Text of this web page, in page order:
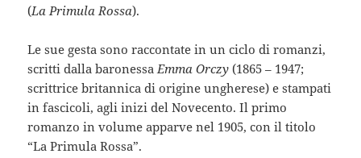
(La Primula Rossa).
Le sue gesta sono raccontate in un ciclo di romanzi,
scritti dalla baronessa Emma Orczy (1865 – 1947;
scrittrice britannica di origine ungherese) e stampati
in fascicoli, agli inizi del Novecento. Il primo
romanzo in volume apparve nel 1905, con il titolo
“La Primula Rossa”.